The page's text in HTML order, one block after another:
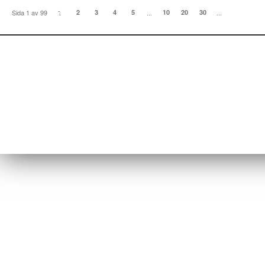
Sida 1 av 99 1 2 3 4 5 10 20 30